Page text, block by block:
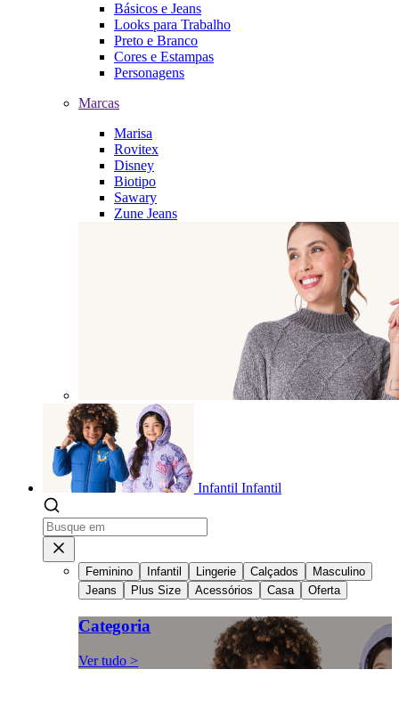
Básicos e Jeans
Looks para Trabalho
Preto e Branco
Cores e Estampas
Personagens
Marcas
Marisa
Rovitex
Disney
Biotipo
Sawary
Zune Jeans
Infantil Infantil
Feminino Infantil Lingerie Calçados
Masculino
Jeans
Plus Size Acessórios Casa Oferta
Categoria
Ver tudo >